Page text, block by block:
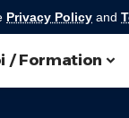
Privacy Policy and
/ Formation